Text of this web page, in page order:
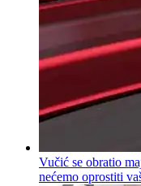
Vučić se obratio
nećemo oprostiti